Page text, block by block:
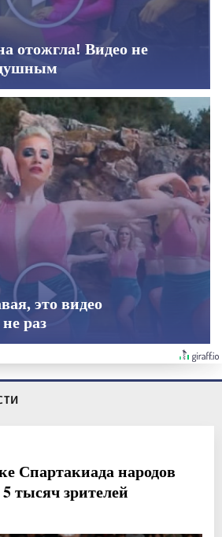
отожгла! Видео не
это видео
раз
Спартакиада народов
тысяч зрителей